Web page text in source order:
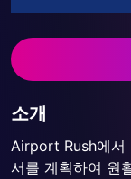
소개
Airport Rush에서
서를 계획하여 원